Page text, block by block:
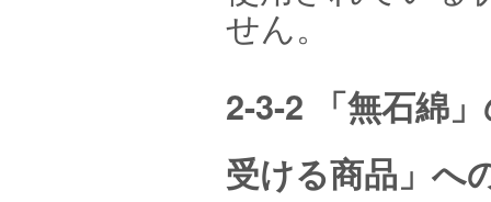
せん。
2-3-2 「無石綿
受ける商品」へ